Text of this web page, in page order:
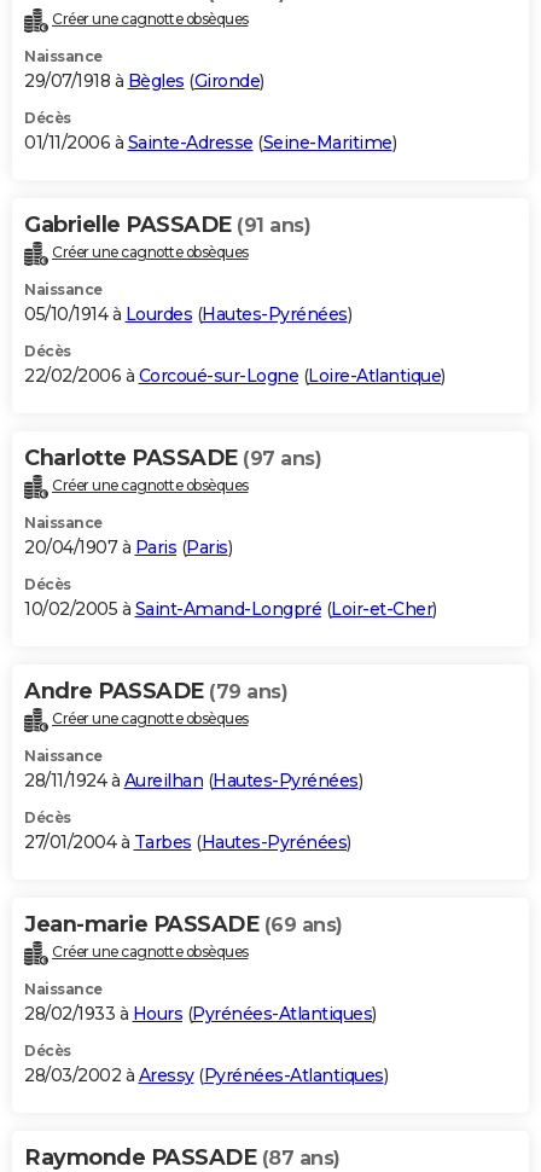
Créer une cagnotte obsèques
Naissance
29/07/1918 à Bègles (Gironde)
Décès
01/11/2006 à Sainte-Adresse (Seine-Maritime)
Gabrielle PASSADE (91 ans)
Créer une cagnotte obsèques
Naissance
05/10/1914 à Lourdes (Hautes-Pyrénées)
Décès
22/02/2006 à Corcoué-sur-Logne (Loire-Atlantique)
Charlotte PASSADE (97 ans)
Créer une cagnotte obsèques
Naissance
20/04/1907 à Paris (Paris)
Décès
10/02/2005 à Saint-Amand-Longpré (Loir-et-Cher)
Andre PASSADE (79 ans)
Créer une cagnotte obsèques
Naissance
28/11/1924 à Aureilhan (Hautes-Pyrénées)
Décès
27/01/2004 à Tarbes (Hautes-Pyrénées)
Jean-marie PASSADE (69 ans)
Créer une cagnotte obsèques
Naissance
28/02/1933 à Hours (Pyrénées-Atlantiques)
Décès
28/03/2002 à Aressy(Pyrénées-Atlantiques)
Raymonde PASSADE (87 ans)